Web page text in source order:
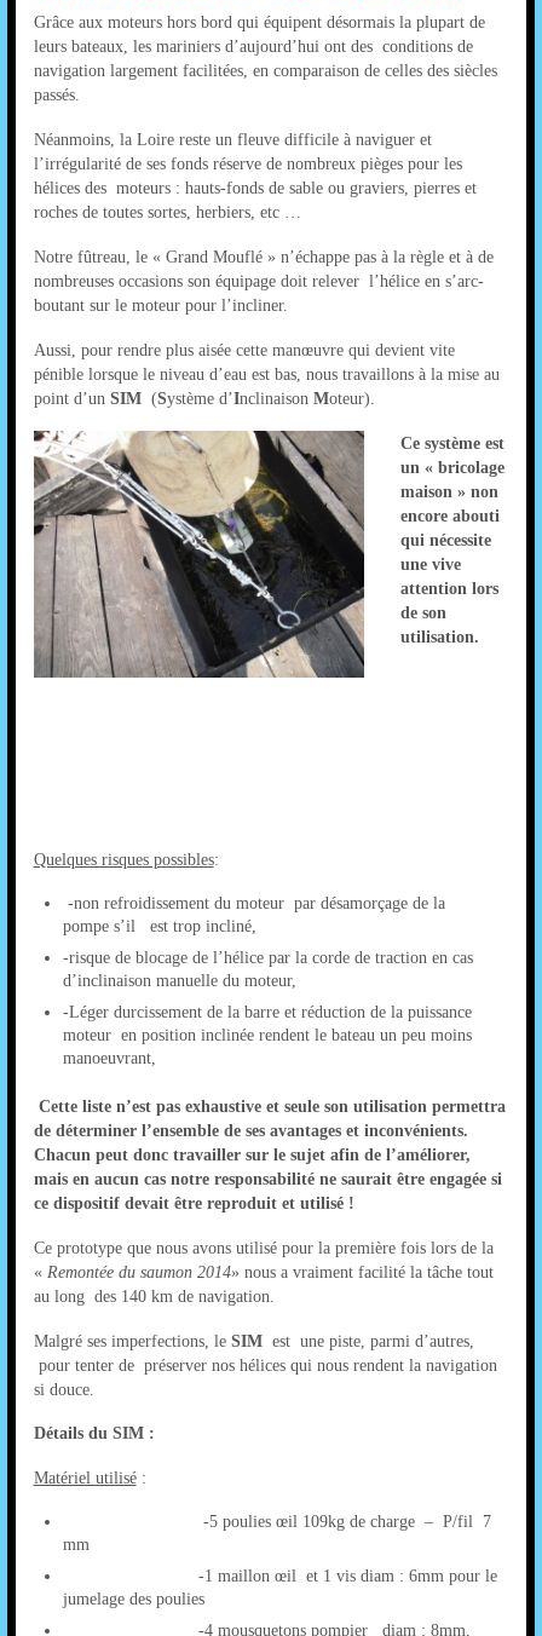
Grâce aux moteurs hors bord qui équipent désormais la plupart de
leurs bateaux, les mariniers d’aujourd’hui ont des conditions de
navigation largement facilitées, en comparaison de celles des siècles
passés.
Néanmoins, la Loire reste un fleuve difficile à naviguer et
l’irrégularité de ses fonds réserve de nombreux pièges pour les
hélices des moteurs : hauts-fonds de sable ou graviers, pierres et
roches de toutes sortes, herbiers, etc …
Notre fûtreau, le « Grand Mouflé » n’échappe pas à la règle et à de
nombreuses occasions son équipage doit relever l’hélice en s’arc-
boutant sur le moteur pour l’incliner.
Aussi, pour rendre plus aisée cette manœuvre qui devient vite
pénible lorsque le niveau d’eau est bas, nous travaillons à la mise au
point d’un SIM (Système d’Inclinaison Moteur).
Ce système est
un « bricolage
maison » non
encore abouti
qui nécessite
une vive
attention lors
de son
utilisation.
Quelques risques possibles:
-non refroidissement du moteur par désamorçage de la
pompe s’il est trop incliné,
-risque de blocage de l’hélice par la corde de traction en cas
d’inclinaison manuelle du moteur,
-Léger durcissement de la barre et réduction de la puissance
moteur en position inclinée rendent le bateau un peu moins
manoeuvrant,
Cette liste n’est pas exhaustive et seule son utilisation permettra
de déterminer l’ensemble de ses avantages et inconvénients.
Chacun peut donc travailler sur le sujet afin de l’améliorer,
mais en aucun cas notre responsabilité ne saurait être engagée si
ce dispositif devait être reproduit et utilisé !
Ce prototype que nous avons utilisé pour la première fois lors de la
« Remontée du saumon 2014» nous a vraiment facilité la tâche tout
au long des 140 km de navigation.
Malgré ses imperfections, leSIMest une piste, parmi d’autres,
pour tenter de préserver nos hélices qui nous rendent la navigation
si douce.
Détails du SIM :
Matériel utilisé:
-5 poulies œil 109kg de charge – P/fil 7
mm
-1 maillon œil et 1 vis diam : 6mm pour le
jumelage des poulies
-4 mousquetons pompier diam : 8mm,